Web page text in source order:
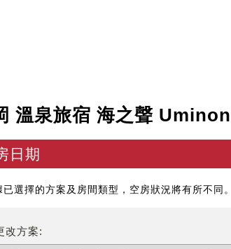
溫泉旅宿 海之聲
日期
選擇的方案及房間類型，空房狀況將有所不同。
改方案: